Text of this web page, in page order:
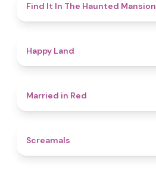
Find It In The Haunted Mansion
Happy Land
Married in Red
Screamals